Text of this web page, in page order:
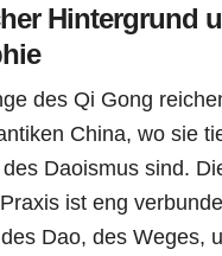
Hintergrund
des Qi Gong
China, wo sie
Daoismus sind.
ist eng
Dao, des Weges,